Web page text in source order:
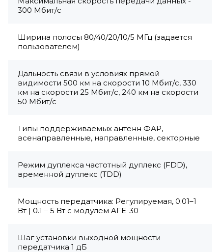
300 Мбит/с
Ширина полосы 80/40/20/10/5 МГц (задается
пользователем)
Дальность связи в условиях прямой
видимости 500 км на скорости 10 Мбит/с, 330
км на скорости 25 Мбит/с, 240 км на скорости
50 Мбит/с
Типы поддерживаемых антенн ФАР,
всенаправленные, направленные, секторные
Режим дуплекса частотный дуплекс (FDD),
временной дуплекс (TDD)
Мощность передатчика: Регулируемая, 0.01–1
Вт | 0.1 – 5 Вт с модулем AFE-30
Шаг установки выходной мощности
передатчика 1 дБ